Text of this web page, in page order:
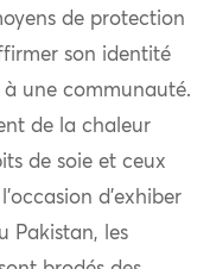
de protection
son identité
à une communauté.
de la chaleur
de soie et ceux
d’exhiber
Pakistan, les